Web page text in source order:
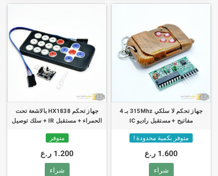
جهاز تحكم لا سلكي 315Mhz بـ 4
مفاتيح + مستقبل راديو IC
متوفر بكمية محدودة !
1.600 ر.ع
شراء
جهاز تحكم HX1838 بالاشعة تحت
الحمراء + مستقبل IR + سلك توصيل
متوفر
1.200 ر.ع
شراء